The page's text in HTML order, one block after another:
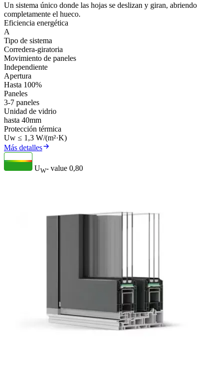
Un sistema único donde las hojas se deslizan y giran, abriendo
completamente el hueco.
Eficiencia energética
A
Tipo de sistema
Corredera-giratoria
Movimiento de paneles
Independiente
Apertura
Hasta 100%
Paneles
3-7 paneles
Unidad de vidrio
hasta 40mm
Protección térmica
Uw ≤ 1,3 W/(m²·K)
Más detalles
UW- value 0,80